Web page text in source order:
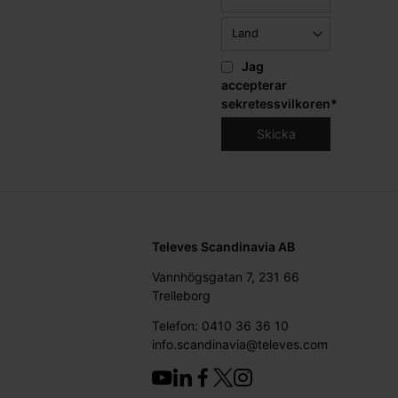
Jag
accepterar
sekretessvilkoren*
Televes Scandinavia AB
Vannhögsgatan 7, 231 66
Trelleborg
Telefon: 0410 36 36 10
info.scandinavia@televes.com